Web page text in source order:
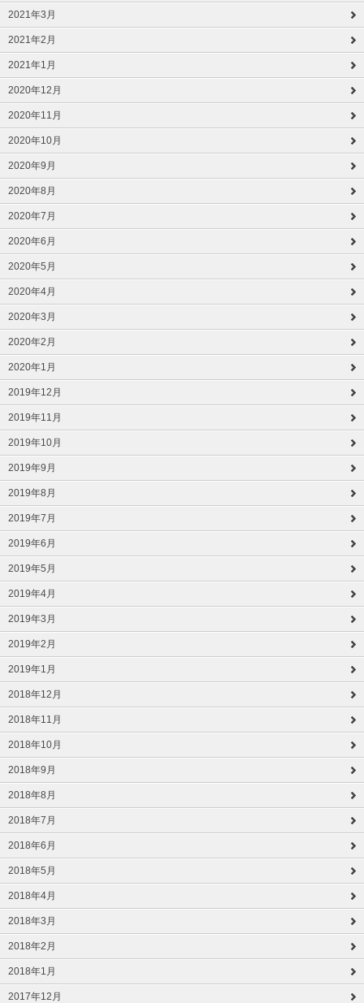
2021年3月
2021年2月
2021年1月
2020年12月
2020年11月
2020年10月
2020年9月
2020年8月
2020年7月
2020年6月
2020年5月
2020年4月
2020年3月
2020年2月
2020年1月
2019年12月
2019年11月
2019年10月
2019年9月
2019年8月
2019年7月
2019年6月
2019年5月
2019年4月
2019年3月
2019年2月
2019年1月
2018年12月
2018年11月
2018年10月
2018年9月
2018年8月
2018年7月
2018年6月
2018年5月
2018年4月
2018年3月
2018年2月
2018年1月
2017年12月